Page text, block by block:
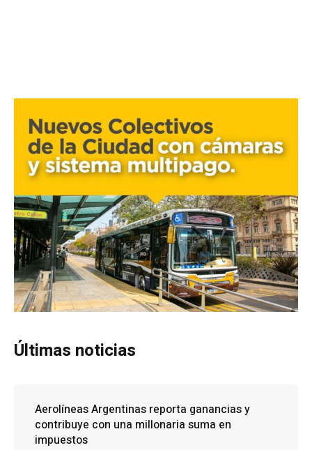
Últimas noticias
Aerolíneas Argentinas reporta ganancias y
contribuye con una millonaria suma en
impuestos